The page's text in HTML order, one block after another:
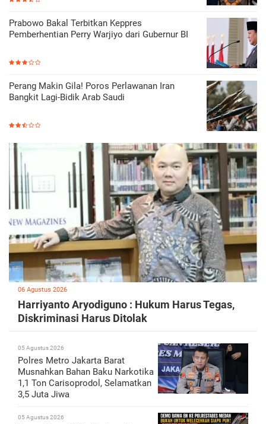
Prabowo Bakal Terbitkan Keppres
Pemberhentian Perry Warjiyo dari Gubernur BI
Perang Makin Gila! Poros Perlawanan Iran
Bangkit Lagi-Bidik Arab Saudi
06 Agustus 2026
Harriyanto Aryodiguno : Hukum Harus Tegas,
Diskriminasi Harus Ditolak
05 Agustus 2026
Polres Metro Jakarta Barat
Musnahkan Bahan Baku Narkotika
1,1 Ton Carisoprodol, Selamatkan
3,5 Juta Jiwa
05 Agustus 2026